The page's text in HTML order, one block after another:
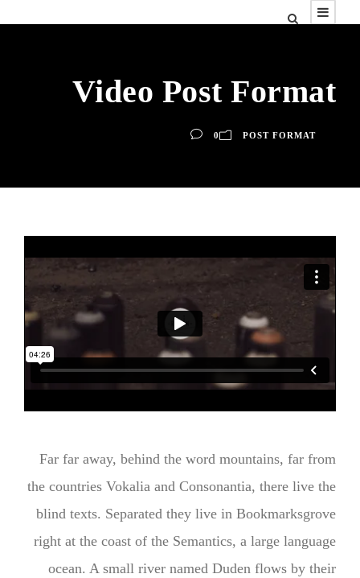
Video Post Format
POST FORMAT
0
Far far away, behind the word mountains, far from
the countries Vokalia and Consonantia, there live the
blind texts. Separated they live in Bookmarksgrove
right at the coast of the Semantics, a large language
ocean. A small river named Duden flows by their